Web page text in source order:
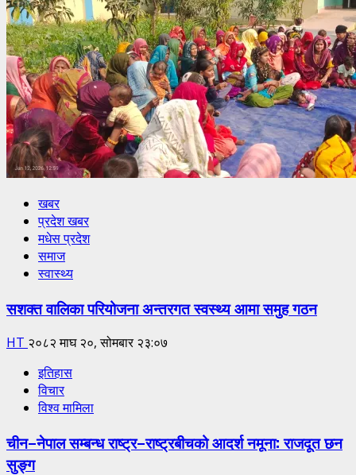
खबर
प्रदेश खबर
मधेस प्रदेश
समाज
स्वास्थ्य
सशक्त वालिका परियोजना अन्तरगत स्वस्थ्य आमा समुह गठन
HT २०८२ माघ २०, सोमबार २३:०७
इतिहास
विचार
विश्व मामिला
चीन–नेपाल सम्बन्ध राष्ट्र–राष्ट्रबीचको आदर्श नमूना: राजदूत छन
सुङ्ग